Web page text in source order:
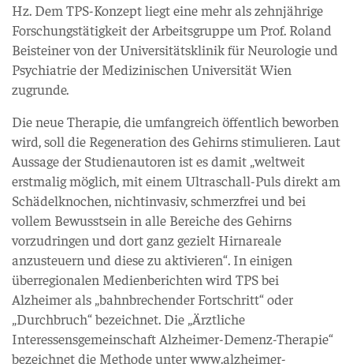
Hz. Dem TPS-Konzept liegt eine mehr als zehnjährige
Forschungstätigkeit der Arbeitsgruppe um Prof. Roland
Beisteiner von der Universitätsklinik für Neurologie und
Psychiatrie der Medizinischen Universität Wien
zugrunde.
Die neue Therapie, die umfangreich öffentlich beworben
wird, soll die Regeneration des Gehirns stimulieren. Laut
Aussage der Studienautoren ist es damit „weltweit
erstmalig möglich, mit einem Ultraschall-Puls direkt am
Schädelknochen, nichtinvasiv, schmerzfrei und bei
vollem Bewusstsein in alle Bereiche des Gehirns
vorzudringen und dort ganz gezielt Hirnareale
anzusteuern und diese zu aktivieren“. In einigen
überregionalen Medienberichten wird TPS bei
Alzheimer als „bahnbrechender Fortschritt“ oder
„Durchbruch“ bezeichnet. Die „Ärztliche
Interessensgemeinschaft Alzheimer-Demenz-Therapie“
bezeichnet die Methode unter www.alzheimer-